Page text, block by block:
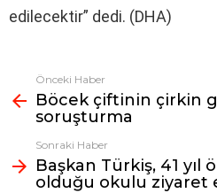
edilecektir” dedi. (DHA)
Fazlasına
bak
Önceki Haber
Böcek çiftinin çirkin
soruşturma
Sonraki Haber
Başkan Türkiş, 41 yıl
olduğu okulu ziyaret